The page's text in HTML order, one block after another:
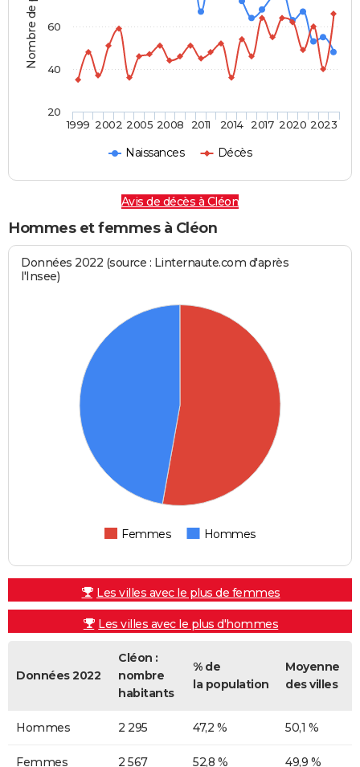
Naissances Décès
1999 2002 2005 2008 2011 2014 2017 2020 2023
20
40
60
Avis de décès à Cléon
Hommes et femmes à Cléon
Données 2022 (source : Linternaute.com d'après
l'Insee)
Femmes Hommes
Les villes avec le plus de femmes
Les villes avec le plus d'hommes
Données 2022
Cléon :
nombre
habitants
% de
la population
Moyenne
des villes
Hommes 2 295 47,2 % 50,1 %
Femmes 2 567 52,8 % 49,9 %